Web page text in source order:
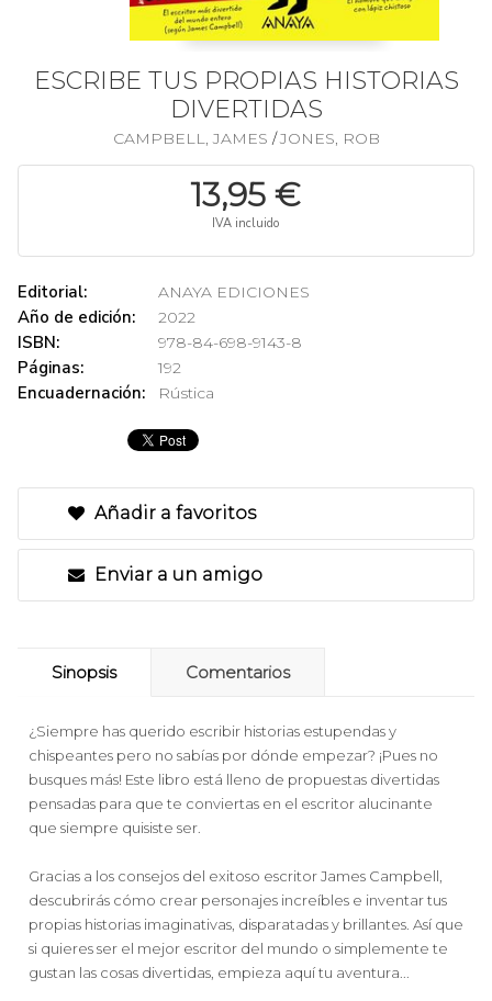
ESCRIBE TUS PROPIAS HISTORIAS
DIVERTIDAS
CAMPBELL, JAMES /JONES, ROB
13,95 €
IVA incluido
Editorial: ANAYA EDICIONES
Año de edición: 2022
ISBN: 978-84-698-9143-8
Páginas: 192
Encuadernación: Rústica
Añadir a favoritos
Enviar a un amigo
Sinopsis Comentarios
¿Siempre has querido escribir historias estupendas y
chispeantes pero no sabías por dónde empezar? ¡Pues no
busques más! Este libro está lleno de propuestas divertidas
pensadas para que te conviertas en el escritor alucinante
que siempre quisiste ser.
Gracias a los consejos del exitoso escritor James Campbell,
descubrirás cómo crear personajes increíbles e inventar tus
propias historias imaginativas, disparatadas y brillantes. Así que
si quieres ser el mejor escritor del mundo o simplemente te
gustan las cosas divertidas, empieza aquí tu aventura...